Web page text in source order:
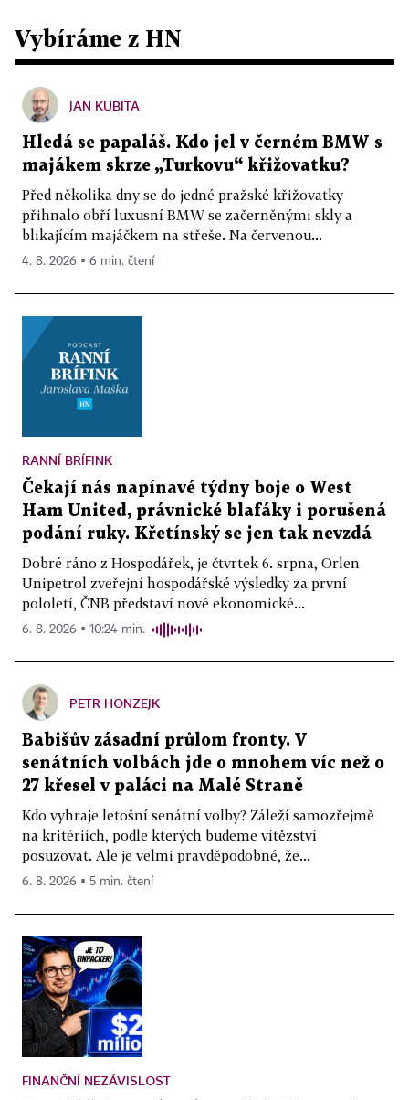
Vybíráme z HN
JAN KUBITA
Hledá se papaláš. Kdo jel v černém BMW s
majákem skrze „Turkovu“ křižovatku?
Před několika dny se do jedné pražské křižovatky
přihnalo obří luxusní BMW se začerněnými skly a
blikajícím majáčkem na střeše. Na červenou...
4. 8. 2026 ▪ 6 min. čtení
RANNÍ BRÍFINK
Čekají nás napínavé týdny boje o West
Ham United, právnické blafáky i porušená
podání ruky. Křetínský se jen tak nevzdá
Dobré ráno z Hospodářek, je čtvrtek 6. srpna, Orlen
Unipetrol zveřejní hospodářské výsledky za první
pololetí, ČNB představí nové ekonomické...
6. 8. 2026 ▪ 10:24 min.
PETR HONZEJK
Babišův zásadní průlom fronty. V
senátních volbách jde o mnohem víc než o
27 křesel v paláci na Malé Straně
Kdo vyhraje letošní senátní volby? Záleží samozřejmě
na kritériích, podle kterých budeme vítězství
posuzovat. Ale je velmi pravděpodobné, že...
6. 8. 2026 ▪ 5 min. čtení
FINANČNÍ NEZÁVISLOST